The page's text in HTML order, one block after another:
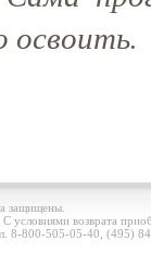
освоить.
защищены.
условиями возврата
8-800-505-05-40, (495)